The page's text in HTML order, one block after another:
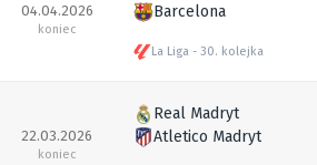
04.04.2026
koniec
Barcelona
La Liga 30. kolejka
22.03.2026
koniec
Real Madryt
Atletico Madryt